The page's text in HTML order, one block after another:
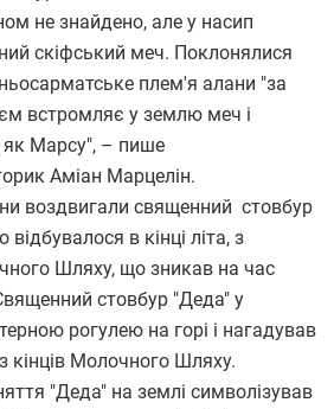
не знайдено, але у насип
скіфський меч. Поклонялися
плем'я алани "за
встромляє у землю меч і
як Марсу", – пише
Аміан Марцелін.
воздвигали священний стовбур
в кінці літа, з
Шляху, що зникав на час
стовбур "Деда" у
рогулею на горі і нагадував
кінців Молочного Шляху.
"Деда" на землі символізував